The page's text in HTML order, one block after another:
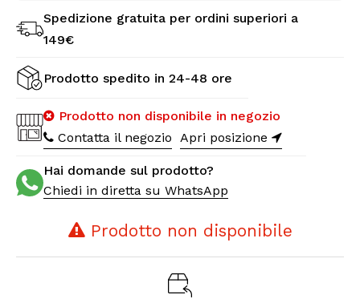
Spedizione gratuita per ordini superiori a
149€
Prodotto spedito in 24-48 ore
Prodotto non disponibile in negozio
Contatta il negozio Apri posizione
Hai domande sul prodotto?
Chiedi in diretta su WhatsApp
Prodotto non disponibile